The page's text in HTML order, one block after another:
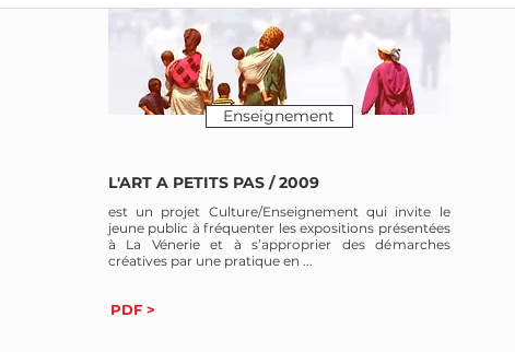
Enseignement
L'ART A PETITS PAS / 2009
est un projet Culture/Enseignement qui invite le
jeune public à fréquenter les expositions présentées
à La Vénerie et à s’approprier des démarches
créatives par une pratique en ...
PDF >